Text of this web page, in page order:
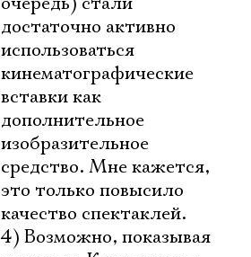
достаточно активно
использоваться
кинематографические
вставки как
дополнительное
изобразительное
средство. Мне кажется,
это только повысило
качество спектаклей.
4) Возможно, показывая